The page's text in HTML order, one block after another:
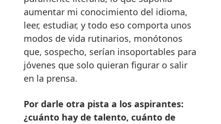
aumentar mi conocimiento del idioma,
leer, estudiar, y todo eso comporta unos
modos de vida rutinarios, monótonos
que, sospecho, serían insoportables para
jóvenes que solo quieran figurar o salir
en la prensa.
Por darle otra pista a los aspirantes:
¿cuánto hay de talento, cuánto de